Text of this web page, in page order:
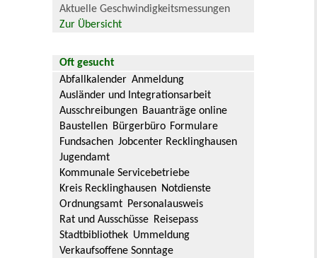
Aktuelle Geschwindigkeitsmessungen
Zur Übersicht
Oft gesucht
Abfallkalender Anmeldung
Ausländer und Integrationsarbeit
Ausschreibungen Bauanträge online
Baustellen Bürgerbüro Formulare
Fundsachen Jobcenter Recklinghausen
Jugendamt
Kommunale Servicebetriebe
Kreis Recklinghausen Notdienste
Ordnungsamt Personalausweis
Rat und Ausschüsse Reisepass
Stadtbibliothek Ummeldung
Verkaufsoffene Sonntage